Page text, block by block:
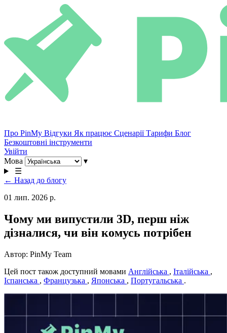
Про PinMy Відгуки Як працює СценаріїТарифи Блог
Безкоштовні інструменти
Увійти
Мова
▾
☰
← Назад до блогу
01 лип. 2026 р.
Чому ми випустили 3D, перш ніж
дізналися, чи він комусь потрібен
Автор: PinMy Team
Цей пост також доступний мовами Англійська , Італійська ,
Іспанська , Французька , Японська , Португальська .